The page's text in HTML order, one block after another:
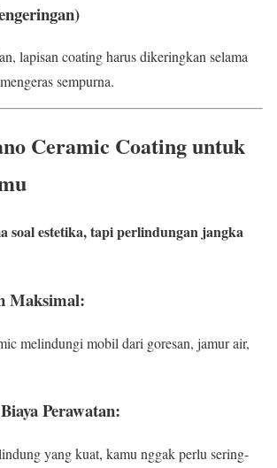
lapisan coating harus dikeringkan selama
sempurna.
Ceramic Coating untuk
soal estetika, tapi perlindungan jangka
Maksimal:
melindungi mobil dari goresan, jamur air,
Perawatan:
yang kuat, kamu nggak perlu sering-